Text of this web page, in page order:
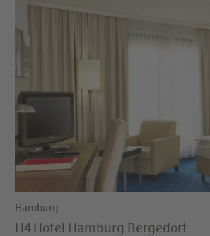
Hamburg
H4 Hotel Hamburg Bergedorf